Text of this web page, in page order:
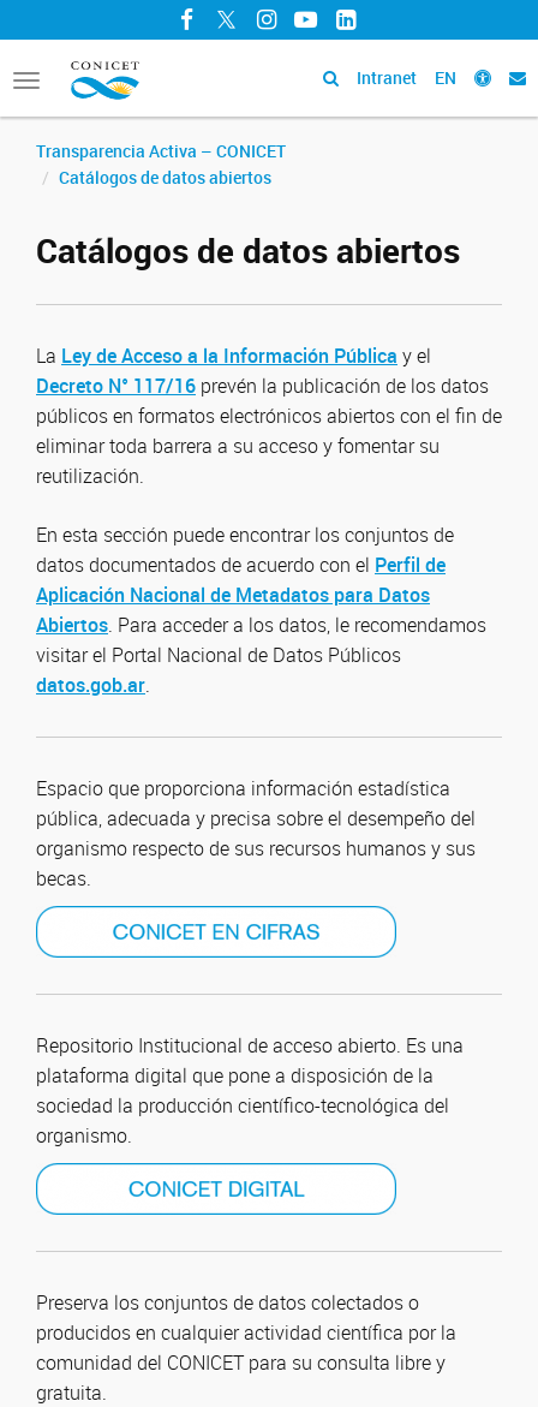
Facebook
TwitterInstagram
YouTubeLinkedIn
Toggle
navigation
Intranet EN
Transparencia Activa – CONICET
Catálogos de datos abiertos
Catálogos de datos abiertos
La Ley de Acceso a la Información Pública y el
Decreto N° 117/16 prevén la publicación de los datos
públicos en formatos electrónicos abiertos con el fin de
eliminar toda barrera a su acceso y fomentar su
reutilización.
En esta sección puede encontrar los conjuntos de
datos documentados de acuerdo con el Perfil de
Aplicación Nacional de Metadatos para Datos
Abiertos. Para acceder a los datos, le recomendamos
visitar el Portal Nacional de Datos Públicos
datos.gob.ar.
Espacio que proporciona información estadística
pública, adecuada y precisa sobre el desempeño del
organismo respecto de sus recursos humanos y sus
becas.
Repositorio Institucional de acceso abierto. Es una
plataforma digital que pone a disposición de la
sociedad la producción científico-tecnológica del
organismo.
Preserva los conjuntos de datos colectados o
producidos en cualquier actividad científica por la
comunidad del CONICET para su consulta libre y
gratuita.